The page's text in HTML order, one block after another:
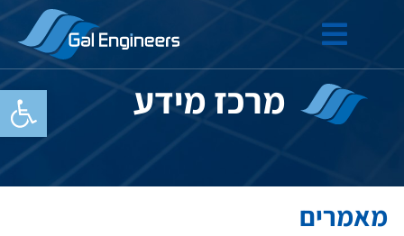
פתח מרכז מידע
מאמרים